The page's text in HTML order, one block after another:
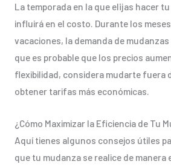
La temporada en la que elijas hacer
influirá en el costo. Durante los
vacaciones, la demanda de
que es probable que los precios
flexibilidad, considera mudarte fuera
obtener tarifas más económicas.
¿Cómo Maximizar la Eficiencia de Tu
Aquí tienes algunos consejos útiles
que tu mudanza se realice de manera